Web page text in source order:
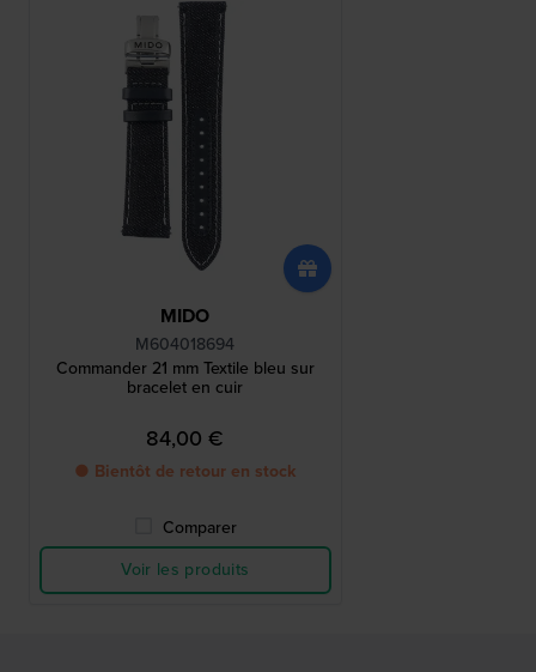
MIDO
M604018694
Commander 21 mm Textile bleu sur
bracelet en cuir
84,00 €
● Bientôt de retour en stock
Comparer
Voir les produits